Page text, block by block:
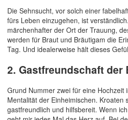
Die Sehnsucht, vor solch einer
fürs Leben einzugehen, ist
märchenhafter der Ort der Trauung,
werden für Braut und Bräutigam die
Tag. Und idealerweise hält dieses
2. Gastfreundschaft der
Grund Nummer zwei für eine Hochzeit
Mentalität der Einheimischen. Kroaten
gastfreundlich und hilfsbereit. Wenn